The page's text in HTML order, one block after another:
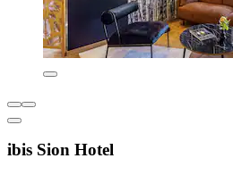
ibis Sion Hotel